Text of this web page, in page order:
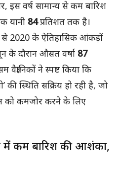
इस वर्ष सामान्य से कम बारिश
यानी 84प्रतिशत तक है।
से 2020 के ऐतिहासिक आंकड़ों
के दौरान औसत वर्षा 87
वैज्ञानिकों ने स्पष्ट किया कि
की स्थिति सक्रिय हो रही है, जो
को कमजोर करने के लिए
में कम बारिश की आशंका,